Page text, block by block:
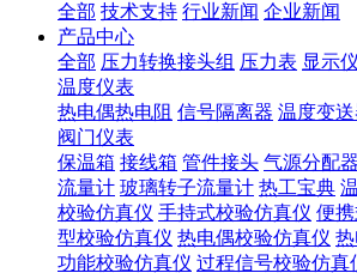
全部 技术支持 行业新闻 企业新闻
产品中心
全部 压力转换接头组 压力表 显示
温度仪表
热电偶热电阻 信号隔离器 温度变送
阀门仪表
保温箱 接线箱 管件接头 气源分配器
流量计 玻璃转子流量计 热工宝典
校验仿真仪 手持式校验仿真仪 便
型校验仿真仪 热电偶校验仿真仪
功能校验仿真仪 过程信号校验仿真